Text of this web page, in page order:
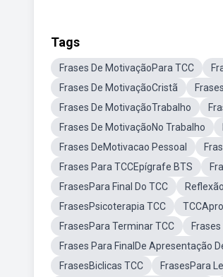
Tags
Frases De MotivaçãoPara TCC
Frases De MotivaçãoCristã
Frases De MotivaçãoTrabalho
Frases De MotivaçãoNo Trabalho
Frases DeMotivacao Pessoal
Frases Para TCCEpígrafe BTS
FrasesPara Final Do TCC
FrasesPsicoterapia TCC
FrasesPara Terminar TCC
Frases Para FinalDe Apresentação
FrasesBiclicas TCC
FrasesPara